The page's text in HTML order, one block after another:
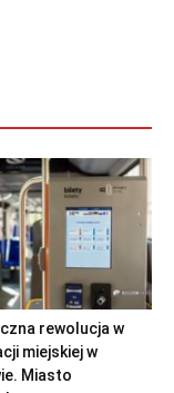
rewolucja w
miejskiej w
Miasto